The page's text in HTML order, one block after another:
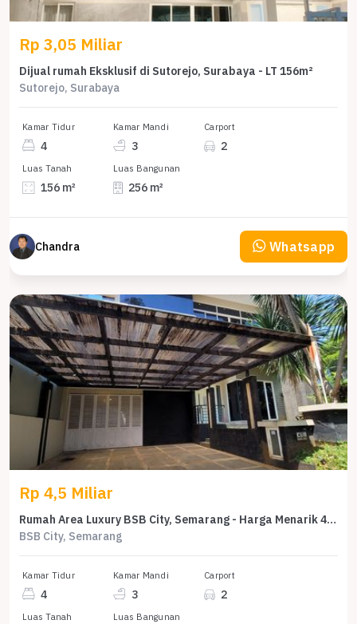
Rp 3,05 Miliar
Dijual rumah Eksklusif di Sutorejo, Surabaya - LT 156m²
Sutorejo, Surabaya
Kamar Tidur
4
Kamar Mandi
3
Carport
2
Luas Tanah
156 m²
Luas Bangunan
256 m²
Chandra Whatsapp
Rp 4,5 Miliar
Rumah Area Luxury BSB City, Semarang - Harga Menarik 4,5 Miliar
BSB City, Semarang
Kamar Tidur
4
Kamar Mandi
3
Carport
2
Luas Tanah Luas Bangunan